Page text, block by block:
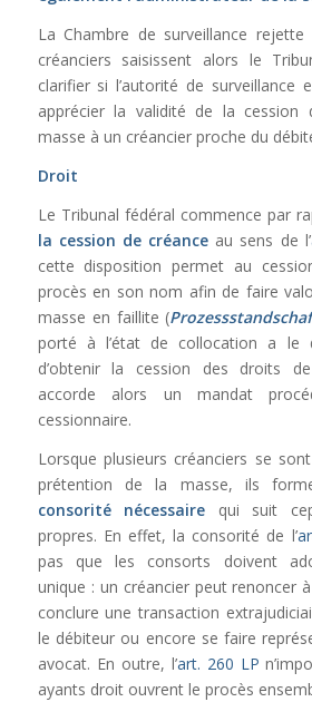
La Chambre de surveillance
créanciers saisissent alors le
clarifier si l’autorité de surveillance
apprécier la validité de la cession
masse à un créancier proche du
Droit
Le Tribunal fédéral commence par
la cession de créance au sens de l’
cette disposition permet au
procès en son nom afin de faire
masse en faillite (
porté à l’état de collocation a le
d’obtenir la cession des droits
accorde alors un mandat
cessionnaire.
Lorsque plusieurs créanciers se
prétention de la masse, ils
consorité nécessaire qui suit
propres. En effet, la consorité de l’
pas que les consorts doivent
unique : un créancier peut renoncer
conclure une transaction
le débiteur ou encore se faire
avocat. En outre, l’art. 260 LP
ayants droit ouvrent le procès